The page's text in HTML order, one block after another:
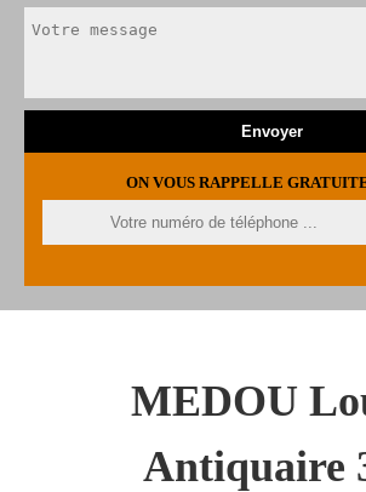
ON VOUS RAPPELLE
MEDOU
Antiquaire